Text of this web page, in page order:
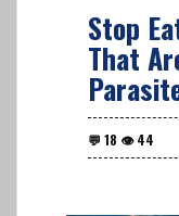
Stop
That